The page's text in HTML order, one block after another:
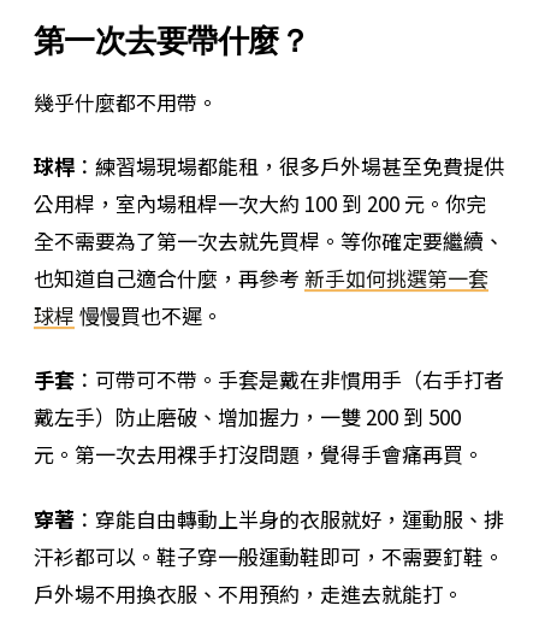
第一次去要帶什麼？
幾乎什麼都不用帶。
球桿 ：練習場現場都能租，很多戶外場甚至免費提供
公用桿，室內場租桿一次大約 100 到 200 元。你完
全不需要為了第一次去就先買桿。等你確定要繼續、
也知道自己適合什麼，再參考 新手如何挑選第一套
球桿 慢慢買也不遲。
手套 ：可帶可不帶。手套是戴在非慣用手（右手打者
戴左手）防止磨破、增加握力，一雙 200 到 500
元。第一次去用裸手打沒問題，覺得手會痛再買。
穿著 ：穿能自由轉動上半身的衣服就好，運動服、排
汗衫都可以。鞋子穿一般運動鞋即可，不需要釘鞋。
戶外場不用換衣服、不用預約，走進去就能打。